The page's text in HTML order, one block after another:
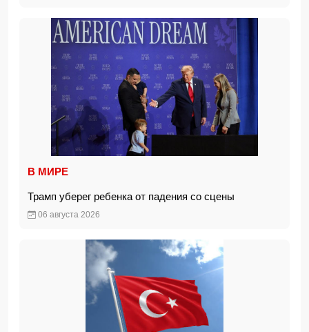
В МИРЕ
Трамп уберег ребенка от падения со сцены
06 августа 2026